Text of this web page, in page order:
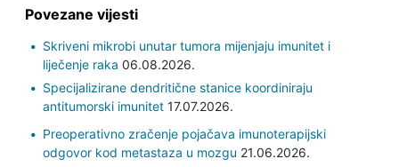
Povezane vijesti
Skriveni mikrobi unutar tumora mijenjaju imunitet i
liječenje raka 06.08.2026.
Specijalizirane dendritične stanice koordiniraju
antitumorski imunitet17.07.2026.
Preoperativno zračenje pojačava imunoterapijski
odgovor kod metastaza u mozgu 21.06.2026.